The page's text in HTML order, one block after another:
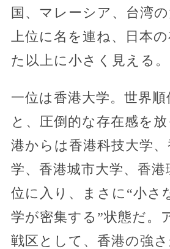
国、マレーシア、台湾
上位に名を連ね、日本
た以上に小さく見える。
一位は香港大学。世界
と、圧倒的な存在感を
港からは香港科技大学
学、香港城市大学、香港
位に入り、まさに“小さ
学が密集する”状態だ。
戦区として、香港の強